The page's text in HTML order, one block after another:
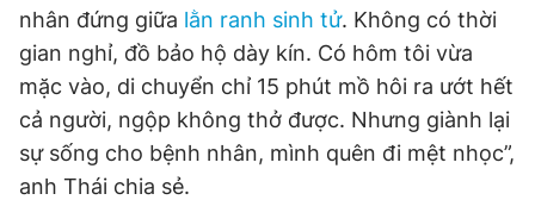
nhân đứng giữa lằn ranh sinh tử. Không có thời
gian nghỉ, đồ bảo hộ dày kín. Có hôm tôi vừa
mặc vào, di chuyển chỉ 15 phút mồ hôi ra ướt hết
cả người, ngộp không thở được. Nhưng giành lại
sự sống cho bệnh nhân, mình quên đi mệt nhọc”,
anh Thái chia sẻ.